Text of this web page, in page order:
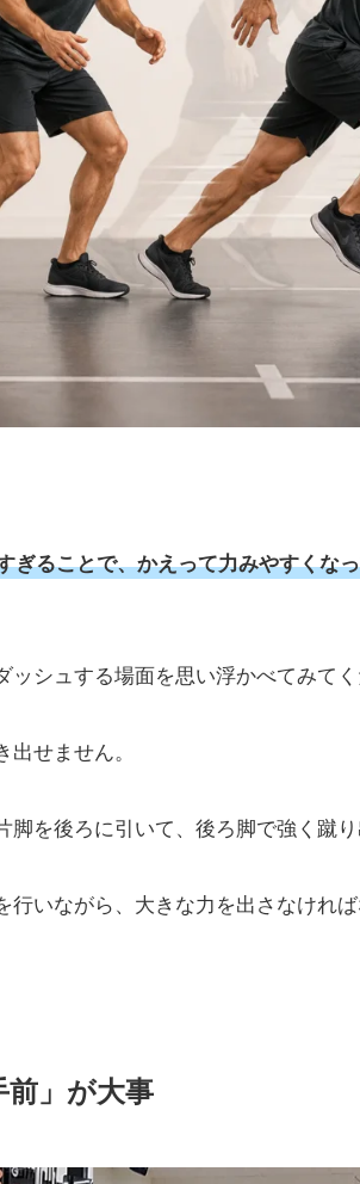
ぎることで、かえって力みやすくな
シュする場面を思い浮かべてみてく
せません。
を後ろに引いて、後ろ脚で強く蹴り
いながら、大きな力を出さなけれ
」が大事